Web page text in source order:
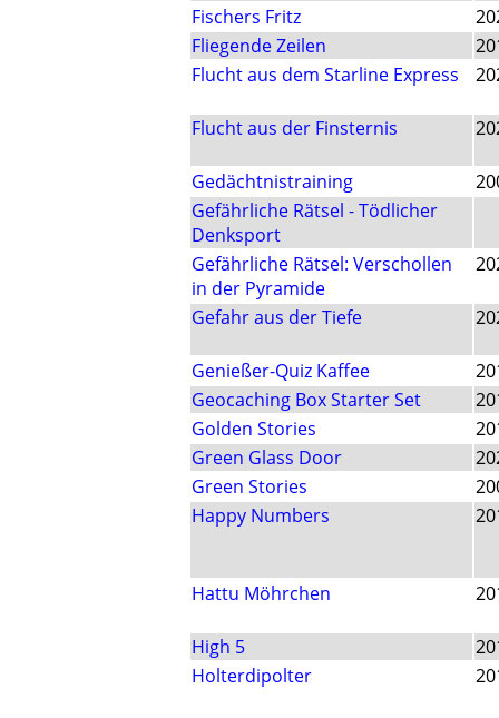
Fischers Fritz
Fliegende Zeilen
Flucht aus dem Starline Express
Flucht aus der Finsternis
Gedächtnistraining
Gefährliche Rätsel - Tödlicher
Denksport
Gefährliche Rätsel: Verschollen
in der Pyramide
Gefahr aus der Tiefe
Genießer-Quiz Kaffee
Geocaching Box Starter Set
Golden Stories
Green Glass Door
Green Stories
Happy Numbers
Hattu Möhrchen
High 5
Holterdipolter